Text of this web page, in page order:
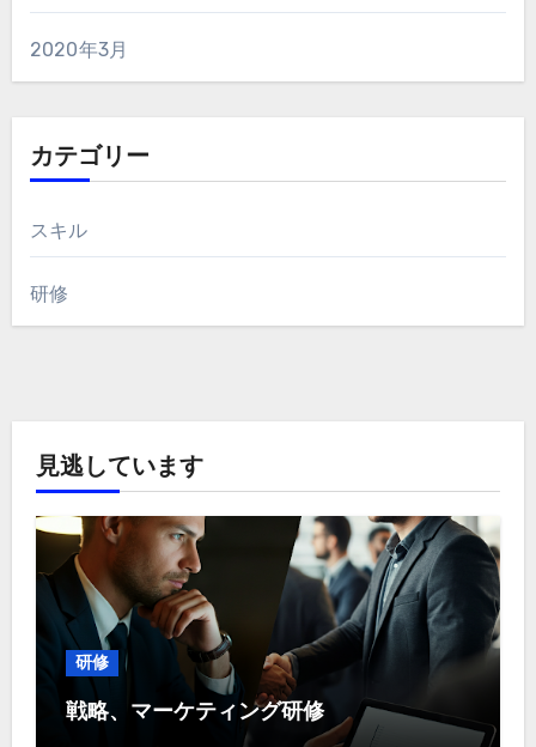
2020年3月
カテゴリー
スキル
研修
見逃しています
研修
戦略、マーケティング研修